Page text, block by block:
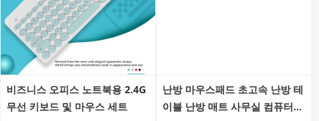
비즈니스 오피스 노트북용 2.4G
무선 키보드 및 마우스 세트
난방 마우스패드 초고속 난방 테
이블 난방 매트 사무실 컴퓨터